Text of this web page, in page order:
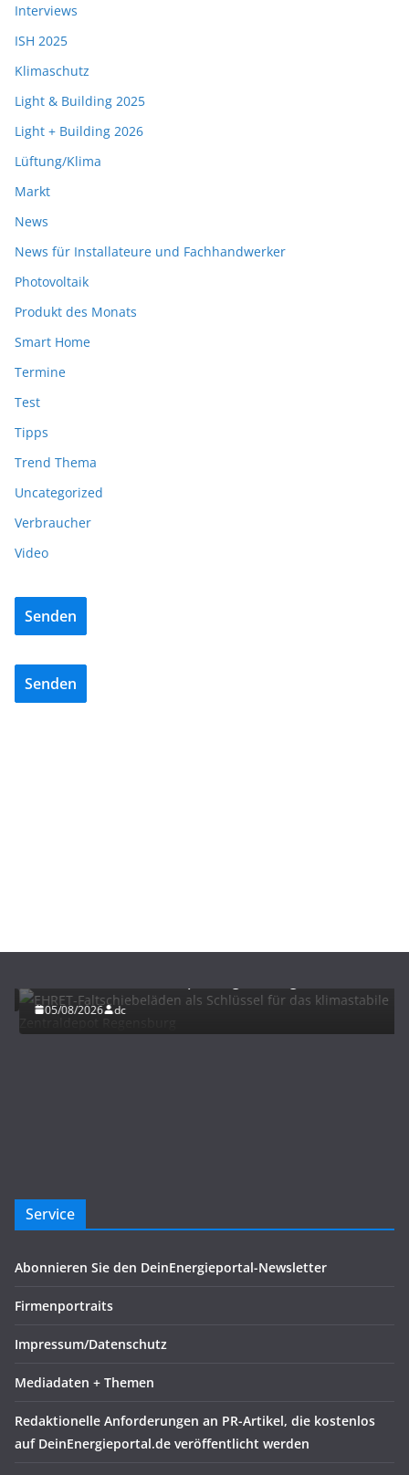
Interviews
ISH 2025
Klimaschutz
Light & Building 2025
Light + Building 2026
Lüftung/Klima
Markt
News
News für Installateure und Fachhandwerker
Photovoltaik
Produkt des Monats
Smart Home
Termine
Test
Tipps
Trend Thema
Uncategorized
Verbraucher
Video
Senden
Senden
05/08/2026 dc
Service
Abonnieren Sie den DeinEnergieportal-Newsletter
Firmenportraits
Impressum/Datenschutz
Mediadaten + Themen
Redaktionelle Anforderungen an PR-Artikel, die kostenlos
auf DeinEnergieportal.de veröffentlicht werden